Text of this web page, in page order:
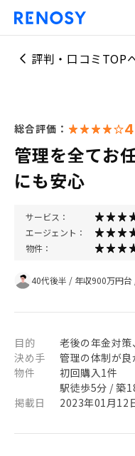
評判・口コミTOP
総合評価：
管理を全てお
にも安心
サービス：
エージェント：
物件：
40代後半 / 年収900万円台
目的
老後の年金対策
決め手
管理の体制が
物件
初回購入1件
駅徒歩5分 / 築
掲載日
2023年01月12